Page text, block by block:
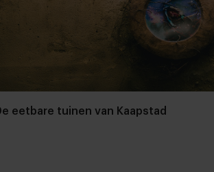
eetbare tuinen van Kaapstad